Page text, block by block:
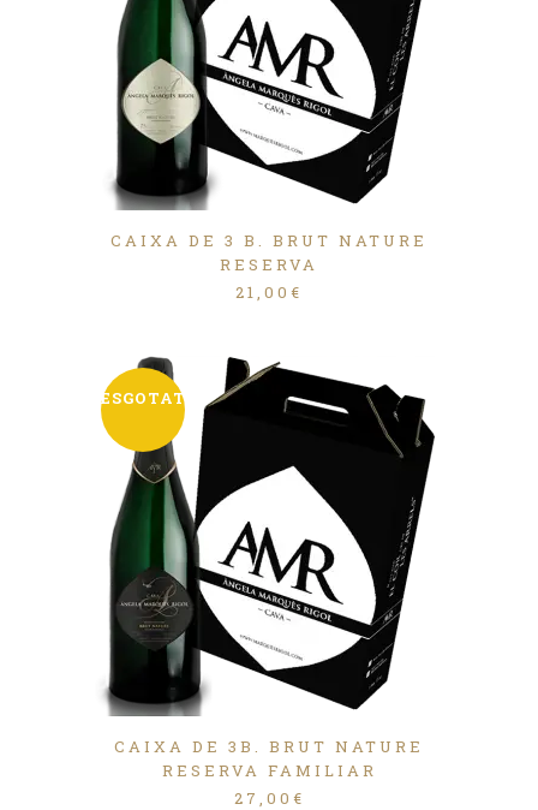
CAIXA DE 3 B. BRUT NATURE
RESERVA
21,00 €
ESGOTAT
CAIXA DE 3B. BRUT NATURE
RESERVA FAMILIAR
27,00 €